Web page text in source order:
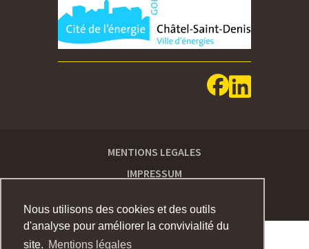
Nous utilisons des cookies et des outils
d'analyse pour améliorer la convivialité du
site. Mentions légales
MENTIONS LEGALES
IMPRESSUM